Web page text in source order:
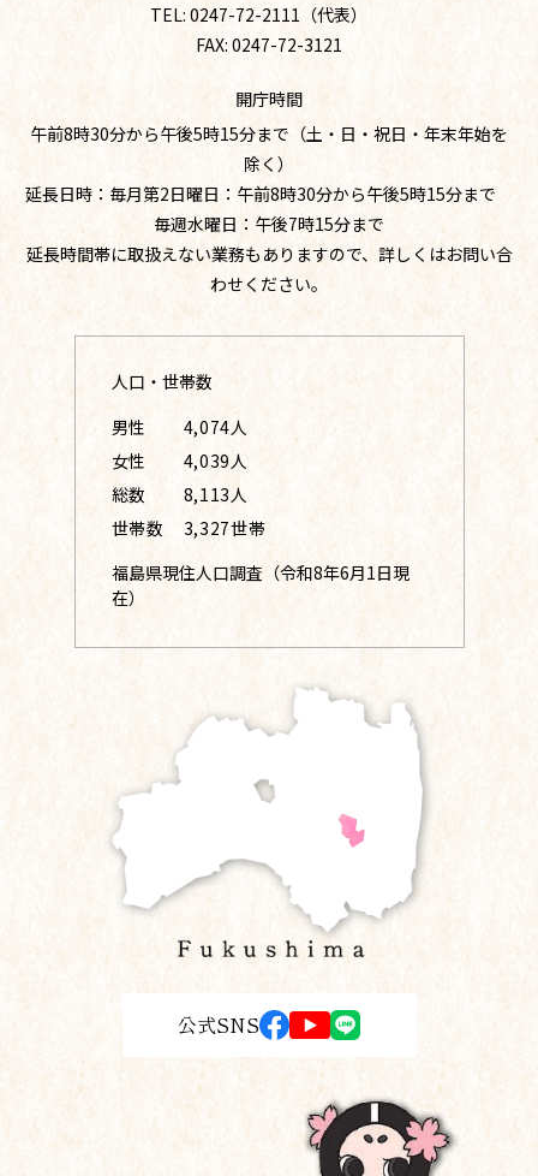
TEL: 0247-72-2111（代表）
FAX: 0247-72-3121
開庁時間
午前8時30分から午後5時15分まで（土・日・祝日・年末年始を
除く）
延長日時：毎月第2日曜日：午前8時30分から午後5時15分まで
毎週水曜日：午後7時15分まで
延長時間帯に取扱えない業務もありますので、詳しくはお問い合
わせください。
人口・世帯数
男性
4,074人
女性
4,039人
総数
8,113人
世帯数
3,327世帯
福島県現住人口調査（令和8年6月1日現
在）
公式SNS